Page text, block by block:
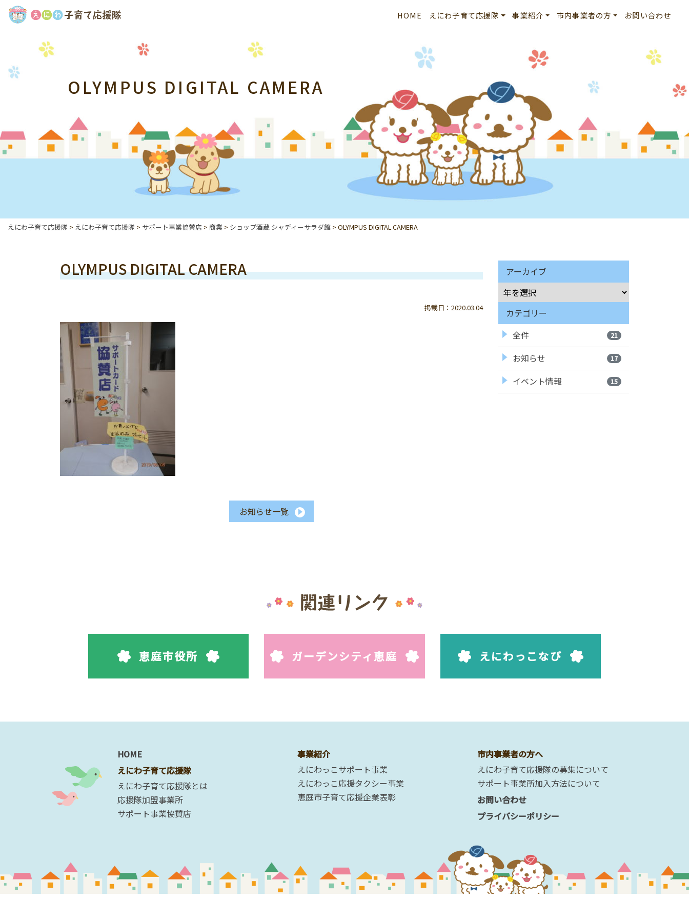
HOME えにわ子育て応援隊 事業紹介 市内事業者の方 お問い合わせ
OLYMPUS DIGITAL CAMERA
えにわ子育て応援隊 > えにわ子育て応援隊 > サポート事業協賛店 > 商業 > ショップ酒蔵 シャディーサラダ館 > OLYMPUS DIGITAL CAMERA
OLYMPUS DIGITAL CAMERA
掲載日：2020.03.04
お知らせ一覧
アーカイブ
カテゴリー
全件
21
お知らせ 17
イベント情報 15
恵庭市役所 ガーデンシティ恵庭 えにわっこなび
HOME
えにわ子育て応援隊
えにわ子育て応援隊とは
応援隊加盟事業所
サポート事業協賛店
事業紹介
えにわっこサポート事業
えにわっこ応援タクシー事業
恵庭市子育て応援企業表彰
市内事業者の方へ
えにわ子育て応援隊の募集について
サポート事業所加入方法について
お問い合わせ
プライバシーポリシー